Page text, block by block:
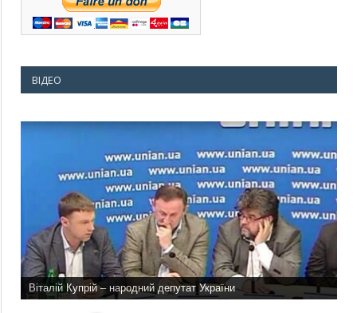
ВІДЕО
Віталій Купрій – народний депутат України